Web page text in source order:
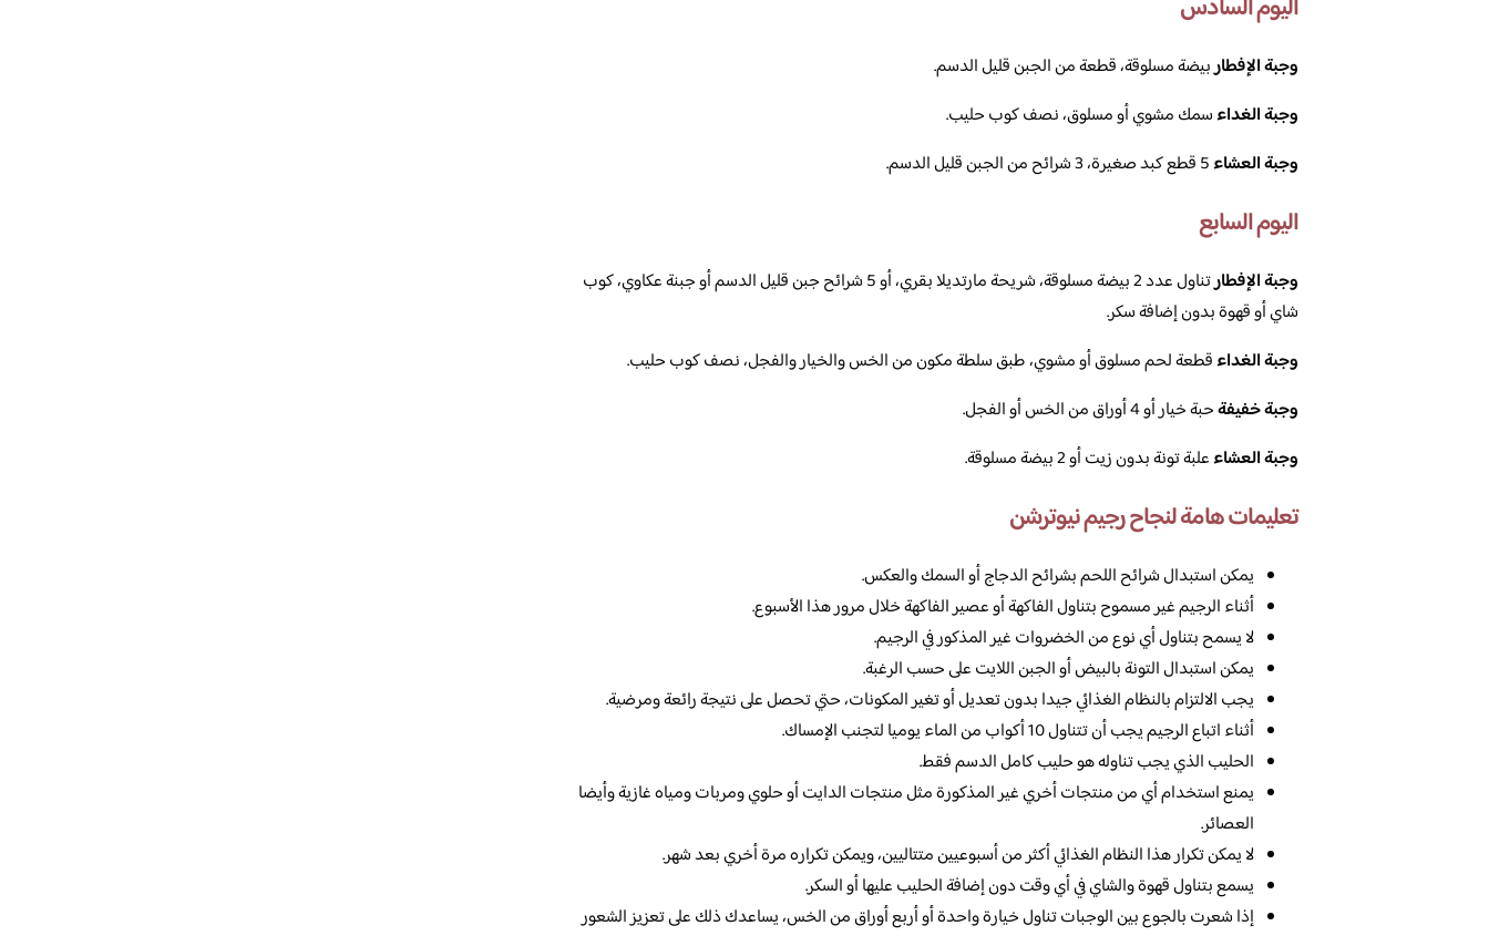
اليوم السادس
وجبة الإفطاربيضة مسلوقة، قطعة من الجبن قليل الدسم.
وجبة الغداءسمك مشوي أو مسلوق، نصف كوب حليب.
وجبة العشاء
اليوم السابع
وجبة الإفطار
تناول عدد 2 بيضة مسلوقة، شريحة مارتديلا بقري، أو 5 شرائح جبن قليل الدسم أو جبنة عكاوي، كوب
شاي أو قهوة بدون إضافة سكر.
وجبة الغداءقطعة لحم مسلوق أو مشوي، طبق سلطة مكون من الخس والخيار والفجل، نصف كوب حليب.
وجبة خفيفةحبة خيار أو 4 أوراق من الخس أو الفجل.
وجبة العشاءعلبة تونة بدون زيت أو 2 بيضة مسلوقة.
تعليمات هامة لنجاح رجيم نيوترشن
يمكن استبدال شرائح اللحم بشرائح الدجاج أو السمك والعكس.
أثناء الرجيم غير مسموح بتناول الفاكهة أو عصير الفاكهة خلال مرور هذا الأسبوع.
لا يسمح بتناول أي نوع من الخضروات غير المذكور في الرجيم.
يمكن استبدال التونة بالبيض أو الجبن اللايت على حسب الرغبة.
يجب الالتزام بالنظام الغذائي جيدا بدون تعديل أو تغير المكونات، حتي تحصل على نتيجة رائعة ومرضية.
أثناء اتباع الرجيم يجب أن تتناول 10 أكواب من الماء يوميا لتجنب الإمساك.
الحليب الذي يجب تناوله هو حليب كامل الدسم فقط.
يمنع استخدام أي من منتجات أخري غير المذكورة مثل منتجات الدايت أو حلوي ومربات ومياه غازية وأيضا
العصائر.
لا يمكن تكرار هذا النظام الغذائي أكثر من أسبوعيين متتاليين، ويمكن تكراره مرة أخري بعد شهر.
يسمع بتناول قهوة والشاي في أي وقت دون إضافة الحليب عليها أو السكر.
إذا شعرت بالجوع بين الوجبات تناول خيارة واحدة أو أربع أوراق من الخس، يساعدك ذلك على تعزيز الشعور